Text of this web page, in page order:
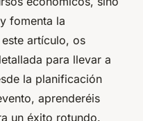
fomenta la
artículo, os
para llevar a
la planificación
aprenderéis
un éxito rotundo.